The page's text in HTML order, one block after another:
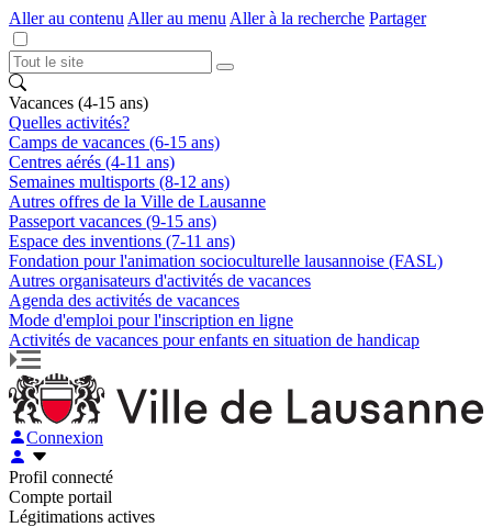
Aller au contenu Aller au menu Aller à la recherche Partager
Vacances (4-15 ans)
Quelles activités?
Camps de vacances (6-15 ans)
Centres aérés (4-11 ans)
Semaines multisports (8-12 ans)
Autres offres de la Ville de Lausanne
Passeport vacances (9-15 ans)
Espace des inventions (7-11 ans)
Fondation pour l'animation socioculturelle lausannoise (FASL)
Autres organisateurs d'activités de vacances
Agenda des activités de vacances
Mode d'emploi pour l'inscription en ligne
Activités de vacances pour enfants en situation de handicap
Connexion
Profil connecté
Compte portail
Légitimations actives